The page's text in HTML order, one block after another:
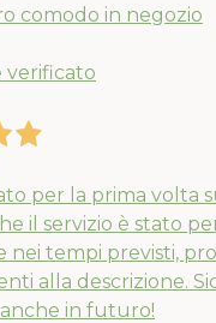
comodo in negozio
verificato
per la prima volta
il servizio è stato
nei tempi previsti,
alla descrizione.
in futuro!